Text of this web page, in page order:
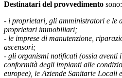
Destinatari del provvedimento sono:
- i proprietari, gli amministratori e le
proprietari immobiliari;
- le imprese di manutenzione,
ascensori;
- gli organismi notificati (ossia aventi
conformità degli impianti alle
europee), le Aziende Sanitarie Locali